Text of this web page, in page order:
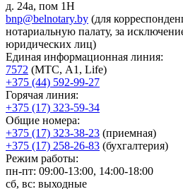
д. 24а, пом 1Н
bnp@belnotary.by (для
нотариальную палату, за
юридических лиц)
Единая информационная линия:
7572 (МТС, A1, Life)
+375 (44) 592-99-27
Горячая линия:
+375 (17) 323-59-34
Общие номера:
+375 (17) 323-38-23 (приемная)
+375 (17) 258-26-83 (бухгалтерия)
Режим работы:
пн-пт: 09:00-13:00, 14:00-18:00
сб, вс: выходные